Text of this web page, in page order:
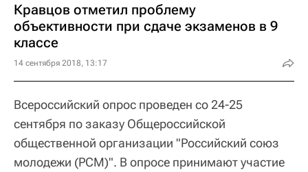
Кравцов отметил проблему
объективности при сдаче экзаменов в 9
классе
14 сентября 2018, 13:17
Всероссийский опрос проведен со 24-25
сентября по заказу Общероссийской
общественной организации "Российский союз
молодежи (РСМ)". В опросе принимают участие